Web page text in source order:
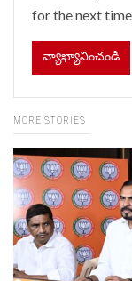
for the next
MORE STORIES